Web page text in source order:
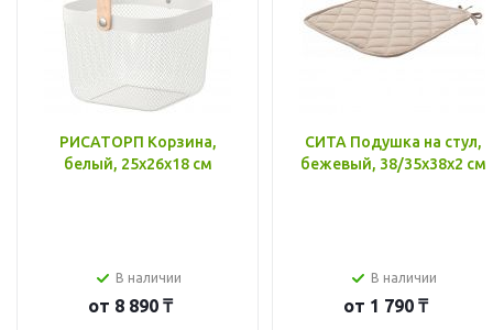
РИСАТОРП Корзина,
белый, 25x26x18 см
В наличии
от 8 890 ₸
СИТА Подушка на стул,
бежевый, 38/35x38x2 см
В наличии
от 1 790 ₸